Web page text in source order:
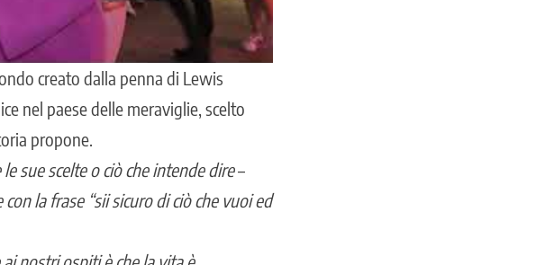
creato dalla penna di Lewis
nel paese delle meraviglie, scelto
propone.
sue scelte o ciò che intende dire–
la frase “sii sicuro di ciò che vuoi ed